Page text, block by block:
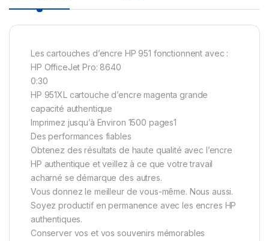
Les cartouches d’encre HP 951 fonctionnent avec :
HP OfficeJet Pro: 8640
0:30
HP 951XL cartouche d’encre magenta grande
capacité authentique
Imprimez jusqu’à Environ 1500 pages1
Des performances fiables
Obtenez des résultats de haute qualité avec l’encre
HP authentique et veillez à ce que votre travail
acharné se démarque des autres.
Vous donnez le meilleur de vous-même. Nous aussi.
Soyez productif en permanence avec les encres HP
authentiques.
Conserver vos et vos souvenirs mémorables